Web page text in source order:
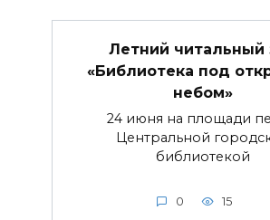
Летний читальный
«Библиотека под
небом»
24 июня на площади
Центральной
библиотекой
0 15